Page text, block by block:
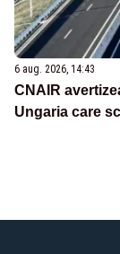
6 aug. 2026, 14:43
CNAIR
Ungaria care